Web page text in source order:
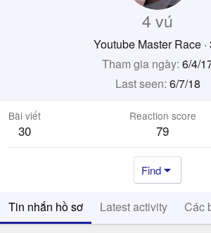
4 vú
Youtube Master Race ·
Tham gia ngày 6/4/
Last seen 6/7/18
Bài viết
30
Reaction score
79
Find
Tin nhắn hồ sơ Latest activity Các